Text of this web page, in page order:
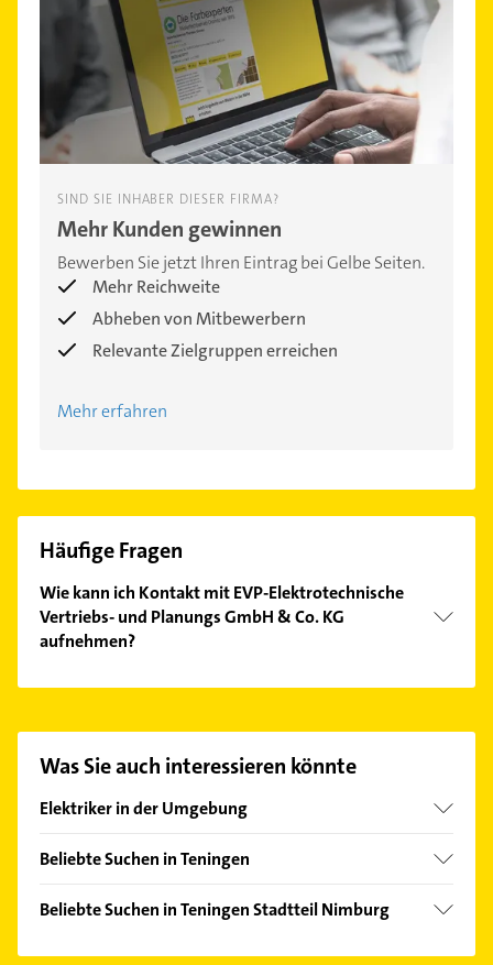
SIND SIE INHABER DIESER FIRMA?
Mehr Kunden gewinnen
Bewerben Sie jetzt Ihren Eintrag bei Gelbe Seiten.
Mehr Reichweite
Abheben von Mitbewerbern
Relevante Zielgruppen erreichen
Mehr erfahren
Häufige Fragen
Wie kann ich Kontakt mit EVP-Elektrotechnische
Vertriebs- und Planungs GmbH & Co. KG
aufnehmen?
unserem Kontaktdaten-Bereich auswählen. Hier
finden Sie alle
Kontaktdaten
Was Sie auch interessieren könnte
Elektriker in der Umgebung
Emmendingen
Bötzingen
Beliebte Suchen in Teningen
Klempner
Sanitärinstallation
Beliebte Suchen in Teningen Stadtteil Nimburg